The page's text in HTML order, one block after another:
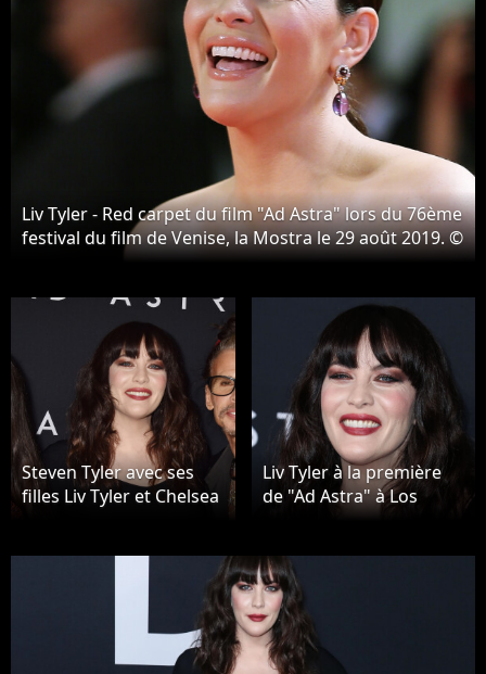
Liv Tyler - Red carpet du film "Ad Astra" lors du 76ème
festival du film de Venise, la Mostra le 29 août 2019. ©
Mark Cape / Panoramic / Bestimage
Steven Tyler avec ses
filles Liv Tyler et Chelsea
Astra à Los Angeles, le
Liv Tyler à la première
de "Ad Astra" à Los
Angeles, le 18